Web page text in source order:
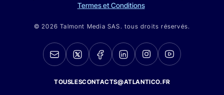
Termes et Conditions
© 2026 Talmont Media SAS. tous droits réservés.
TOUSLESCONTACTS@ATLANTICO.FR